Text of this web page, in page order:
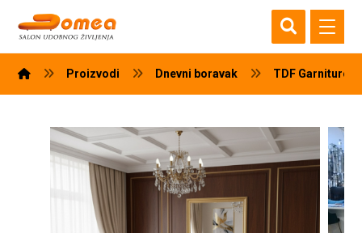
Proizvodi Dnevni boravak TDF Garniture